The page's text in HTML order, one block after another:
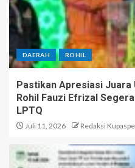
DAERAH ROHIL
Pastikan Apresiasi Juara
Rohil Fauzi Efrizal
LPTQ
Juli 11, 2026 Redaksi